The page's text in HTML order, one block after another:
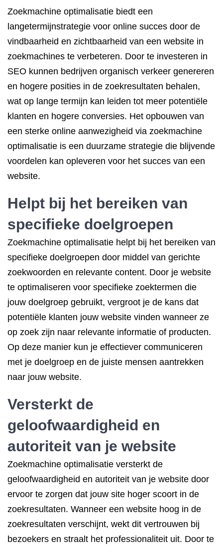
Zoekmachine optimalisatie biedt een
langetermijnstrategie voor online succes door de
vindbaarheid en zichtbaarheid van een website in
zoekmachines te verbeteren. Door te investeren in
SEO kunnen bedrijven organisch verkeer genereren
en hogere posities in de zoekresultaten behalen,
wat op lange termijn kan leiden tot meer potentiële
klanten en hogere conversies. Het opbouwen van
een sterke online aanwezigheid via zoekmachine
optimalisatie is een duurzame strategie die blijvende
voordelen kan opleveren voor het succes van een
website.
Helpt bij het bereiken van
specifieke doelgroepen
Zoekmachine optimalisatie helpt bij het bereiken van
specifieke doelgroepen door middel van gerichte
zoekwoorden en relevante content. Door je website
te optimaliseren voor specifieke zoektermen die
jouw doelgroep gebruikt, vergroot je de kans dat
potentiële klanten jouw website vinden wanneer ze
op zoek zijn naar relevante informatie of producten.
Op deze manier kun je effectiever communiceren
met je doelgroep en de juiste mensen aantrekken
naar jouw website.
Versterkt de
geloofwaardigheid en
autoriteit van je website
Zoekmachine optimalisatie versterkt de
geloofwaardigheid en autoriteit van je website door
ervoor te zorgen dat jouw site hoger scoort in de
zoekresultaten. Wanneer een website hoog in de
zoekresultaten verschijnt, wekt dit vertrouwen bij
bezoekers en straalt het professionaliteit uit. Door te